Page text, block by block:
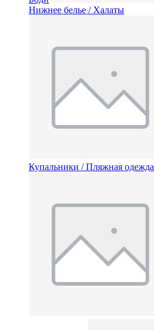
Нижнее белье / Халаты
Купальники / Пляжная одежда